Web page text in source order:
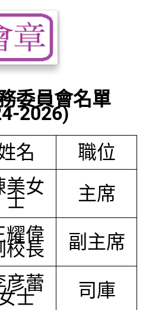
委員會名單
2026)
名
職位
美女
士 主席
耀偉
校長 副主席
彦蕾
士 司庫